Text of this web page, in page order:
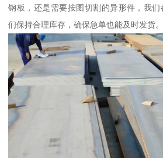
钢板，还是需要按图切割的异形件，我
们保持合理库存，确保急单也能及时发货。